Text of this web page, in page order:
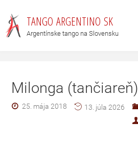
TANGO ARGENTINO SK
Argentínske tango na Slovensku
Milonga (tančiareň)
25. mája 2018 13. júla 2026